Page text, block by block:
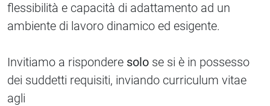
flessibilità e capacità di adattamento ad un
ambiente di lavoro dinamico ed esigente.
Invitiamo a rispondere solo se si è in possesso
dei suddetti requisiti, inviando curriculum vitae
agli